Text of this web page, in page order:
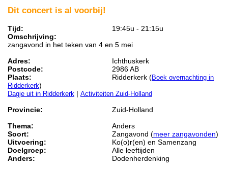
Dit concert is al voorbij!
Tijd:
19:45u - 21:15u
Omschrijving:
zangavond in het teken van 4 en 5 mei
Adres:
Ichthuskerk
Postcode:
2986 AB
Plaats:
Ridderkerk (Boek overnachting in
Ridderkerk)
Dagje uit in Ridderkerk | Activiteiten Zuid-Holland
Provincie:
Zuid-Holland
Thema:
Anders
Soort:
Zangavond (meer zangavonden)
Uitvoering:
Ko(o)r(en) en Samenzang
Doelgroep:
Alle leeftijden
Anders:
Dodenherdenking